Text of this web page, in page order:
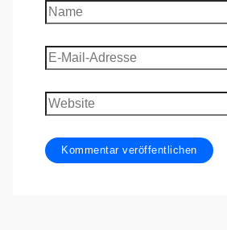
Name
E-
Mail-
Adresse
Website